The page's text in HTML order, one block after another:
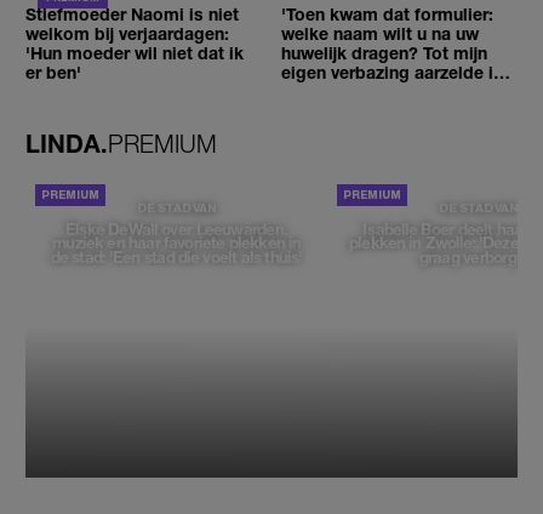
Stiefmoeder Naomi is niet
welkom bij verjaardagen:
'Hun moeder wil niet dat ik
er ben'
'Toen kwam dat formulier:
welke naam wilt u na uw
huwelijk dragen? Tot mijn
eigen verbazing aarzelde ik
LINDA.PREMIUM
DE STAD VAN
Elske DeWall over Leeuwarden,
muziek en haar favoriete plekken in
de stad: 'Een stad die voelt als thuis'
DE STAD VAN
Isabelle Boer deelt haar
plekken in Zwolle: 'Deze
graag verborgen'